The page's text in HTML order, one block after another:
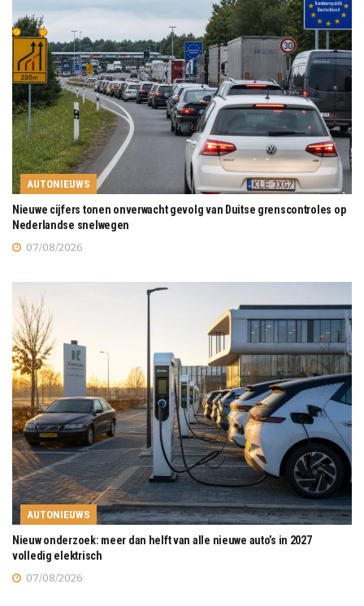
AUTONIEUWS
Nieuwe cijfers tonen onverwacht gevolg van Duitse grenscontroles op
Nederlandse snelwegen
07/08/2026
AUTONIEUWS
Nieuw onderzoek: meer dan helft van alle nieuwe auto’s in 2027
volledig elektrisch
07/08/2026